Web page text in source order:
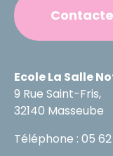
Ecole La Salle
9 Rue Saint-Fris,
32140 Masseube
Téléphone : 05 62